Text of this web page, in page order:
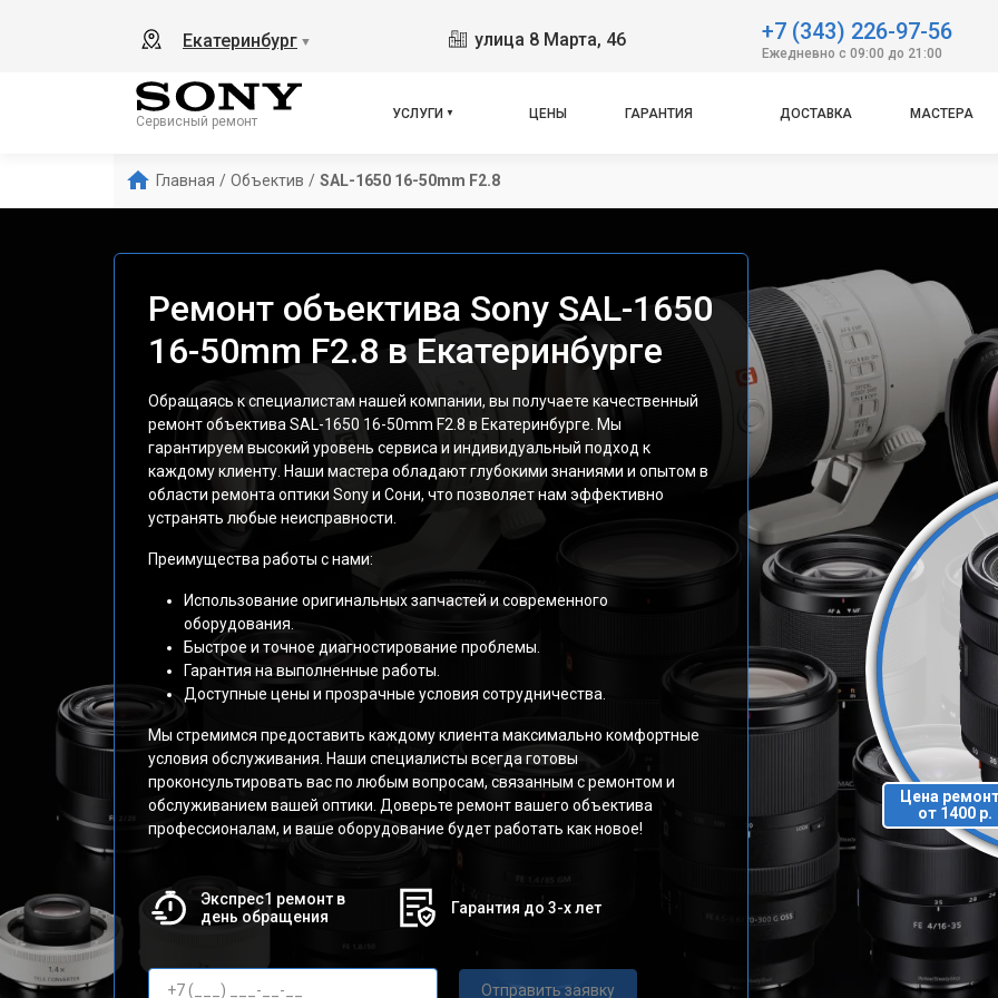
Екатеринбург ▼ улица 8 Марта, 46 +7 (343) 226-97-56
Ежедневно с 09:00 до 21:00
Сервисный ремонт
УСЛУГИ ЦЕНЫ ГАРАНТИЯ ДОСТАВКА МАСТЕРА
Главная / Объектив / SAL-1650 16-50mm F2.8
Ремонт объектива Sony SAL-1650
16-50mm F2.8 в Екатеринбурге
Обращаясь к специалистам нашей компании, вы получаете качественный
ремонт объектива SAL-1650 16-50mm F2.8 в Екатеринбурге. Мы
гарантируем высокий уровень сервиса и индивидуальный подход к
каждому клиенту. Наши мастера обладают глубокими знаниями и опытом в
области ремонта оптики Sony и Сони, что позволяет нам эффективно
устранять любые неисправности.
Преимущества работы с нами:
Использование оригинальных запчастей и современного
оборудования.
Быстрое и точное диагностирование проблемы.
Гарантия на выполненные работы.
Доступные цены и прозрачные условия сотрудничества.
Мы стремимся предоставить каждому клиента максимально комфортные
условия обслуживания. Наши специалисты всегда готовы
проконсультировать вас по любым вопросам, связанным с ремонтом и
обслуживанием вашей оптики. Доверьте ремонт вашего объектива
профессионалам, и ваше оборудование будет работать как новое!
Экспрес1 ремонт в
день обращения
Гарантия до 3-х лет
Отправить заявку
Цена
от 1400 р.